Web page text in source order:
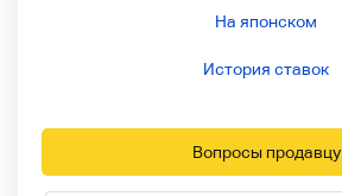
На японском
История ставок
Вопросы продавцу